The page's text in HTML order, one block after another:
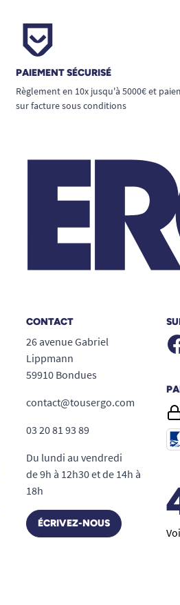
PAIEMENT SÉCURISÉ
Règlement en 10x jusqu'à 5000€ et
sur facture sous conditions
CONTACT
26 avenue Gabriel
Lippmann
59910 Bondues
contact@tousergo.com
03 20 81 93 89
Du lundi au vendredi
de 9h à 12h30 et de 14h à
18h
ÉCRIVEZ-NOUS